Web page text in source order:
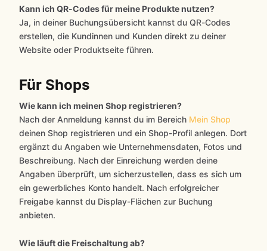
Kann ich QR-Codes für meine Produkte nutzen?
Ja, in deiner Buchungsübersicht kannst du QR-Codes
erstellen, die Kundinnen und Kunden direkt zu deiner
Website oder Produktseite führen.
Für Shops
Wie kann ich meinen Shop registrieren?
Nach der Anmeldung kannst du im Bereich Mein Shop
deinen Shop registrieren und ein Shop-Profil anlegen. Dort
ergänzt du Angaben wie Unternehmensdaten, Fotos und
Beschreibung. Nach der Einreichung werden deine
Angaben überprüft, um sicherzustellen, dass es sich um
ein gewerbliches Konto handelt. Nach erfolgreicher
Freigabe kannst du Display-Flächen zur Buchung
anbieten.
Wie läuft die Freischaltung ab?